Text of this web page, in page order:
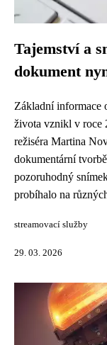
Tajemství a
dokument
Základní informace
života vznikl v roce
režiséra Martina
dokumentární
pozoruhodný
probíhalo na
streamovací služby
29. 03. 2026